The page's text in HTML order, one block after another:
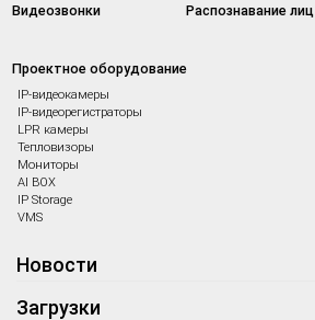
Видеозвонки Распознавание лиц
Проектное оборудование
IP-видеокамеры
IP-видеорегистраторы
LPR камеры
Тепловизоры
Мониторы
AI BOX
IP Storage
VMS
Новости
Загрузки